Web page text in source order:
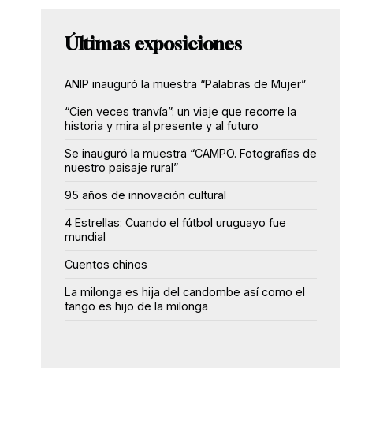
Últimas exposiciones
ANIP inauguró la muestra “Palabras de Mujer”
“Cien veces tranvía”: un viaje que recorre la
historia y mira al presente y al futuro
Se inauguró la muestra “CAMPO. Fotografías de
nuestro paisaje rural”
95 años de innovación cultural
4 Estrellas: Cuando el fútbol uruguayo fue
mundial
Cuentos chinos
La milonga es hija del candombe así como el
tango es hijo de la milonga